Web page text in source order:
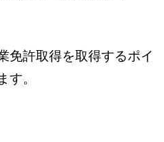
免許取得を取得するポイ
す。